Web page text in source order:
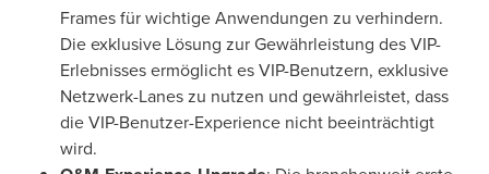
Frames für wichtige Anwendungen zu verhindern.
Die exklusive Lösung zur Gewährleistung des VIP-
Erlebnisses ermöglicht es VIP-Benutzern, exklusive
Netzwerk-Lanes zu nutzen und gewährleistet, dass
die VIP-Benutzer-Experience nicht beeinträchtigt
wird.